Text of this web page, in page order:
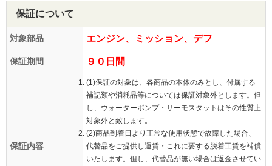
保証について
対象部品 エンジン、ミッション、デフ
保証期間 ９０日間
保証内容
(1)保証の対象は、各商品の本体のみとし、付属する
補記類や消耗品等については保証対象外とします。但
し、ウォーターポンプ・サーモスタットはその性質上
対象外と致します。
(2)商品到着日より正常な使用状態で故障した場合、
代替品をご提供し運賃・これに要する脱着工賃を補償
いたします。但し、代替品が無い場合は返金させてい